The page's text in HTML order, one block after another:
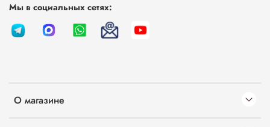
О магазине
Мы в социальных сетях: